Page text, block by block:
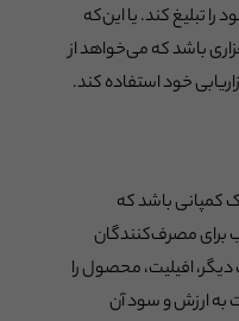
تبلیغ کند. یا این‌که
باشد که می‌خواهد از
خود استفاده کند.
کمپانی باشد که
برای مصرف‌کنندگان
دیگر، افیلیت، محصول را
به ارزش و سود آن